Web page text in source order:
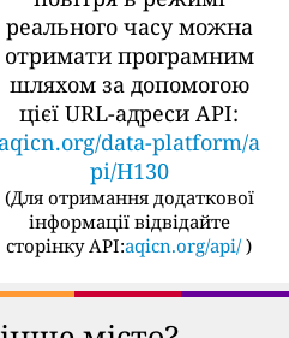
реального часу можна
отримати програмним
шляхом за допомогою
цієї URL-адреси API:
aqicn.org/data-platform/a
pi/H130
(Для отримання додаткової
інформації відвідайте
сторінку API:aqicn.org/api/ )